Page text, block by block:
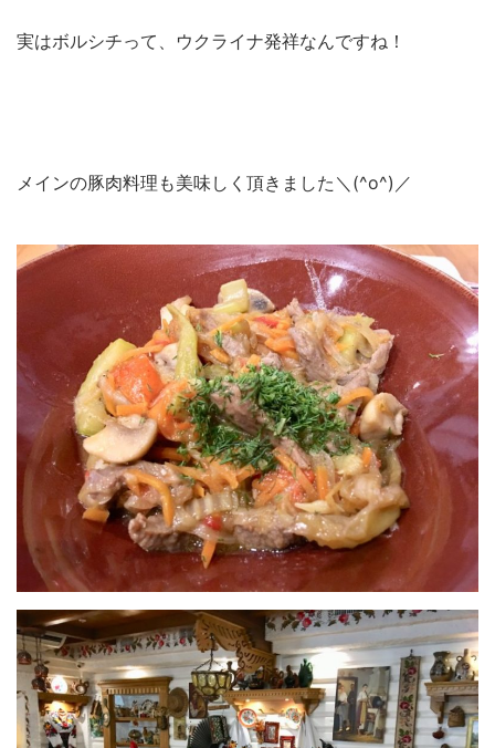
実はボルシチって、ウクライナ発祥なんですね！
メインの豚肉料理も美味しく頂きました＼(^o^)／